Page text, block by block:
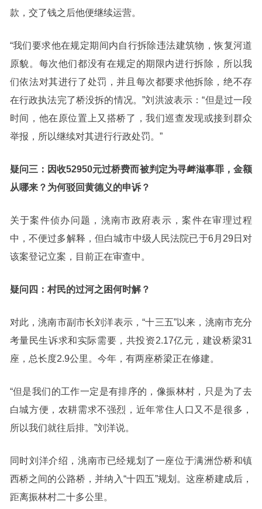
款，交了钱之后他便继续运营。
“我们要求他在规定期间内自行拆除违法建筑物，恢复河道
原貌。每次他们都没有在规定的期限内进行拆除，所以我
们依法对其进行了处罚，并且每次都要求他拆除，绝不存
在行政执法完了桥没拆的情况。”刘洪波表示：“但是过一段
时间，他在原位置上又搭桥了，我们巡查发现或接到群众
举报，所以继续对其进行行政处罚。”
疑问三：因收52950元过桥费而被判定为寻衅滋事罪，金额
从哪来？为何驳回黄德义的申诉？
关于案件侦办问题，洮南市政府表示，案件在审理过程
中，不便过多解释，但白城市中级人民法院已于6月29日对
该案登记立案，目前正在审查中。
疑问四：村民的过河之困何时解？
对此，洮南市副市长刘洋表示，“十三五”以来，洮南市充分
考量民生诉求和实际需要，共投资2.17亿元，建设桥梁31
座，总长度2.9公里。今年，有两座桥梁正在修建。
“但是我们的工作一定是有排序的，像振林村，只是为了去
白城方便，农耕需求不强烈，近年常住人口又不是很多，
所以我们就往后排。”刘洋说。
同时刘洋介绍，洮南市已经规划了一座位于满洲岱桥和镇
西桥之间的公路桥，并纳入“十四五”规划。这座桥建成后，
距离振林村二十多公里。